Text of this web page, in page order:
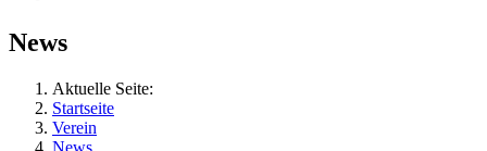
News
Aktuelle Seite:
Startseite
Verein
News